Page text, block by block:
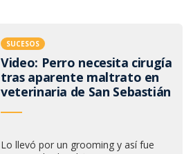
SUCESOS
Video: Perro necesita cirugía
tras aparente maltrato en
veterinaria de San Sebastián
Lo llevó por un grooming y así fue